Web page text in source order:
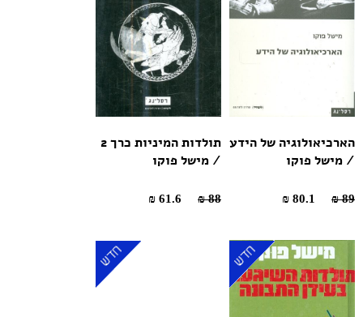
הארכיאולוגיה של הידע
/ מישל פוקו
89 ₪
תולדות המיניות כרך 2
/ מישל פוקו
88 ₪